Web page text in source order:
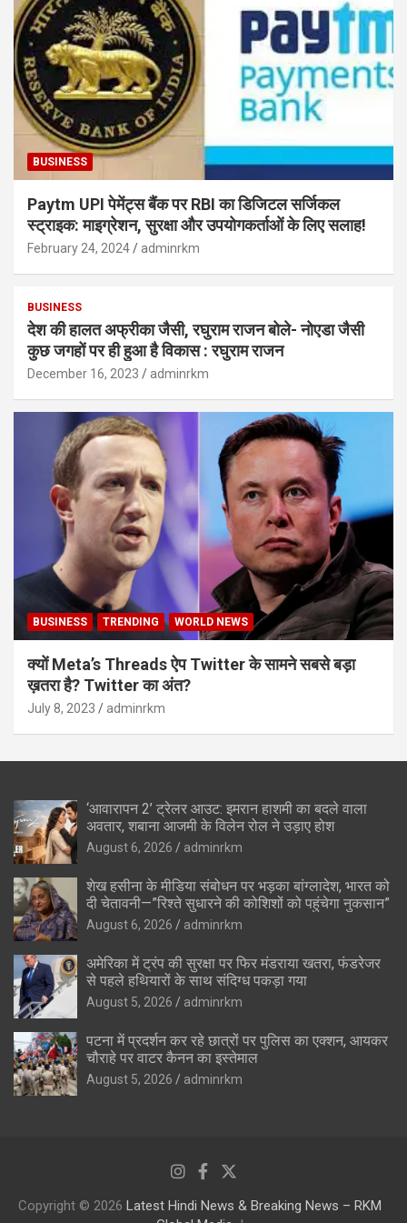
BUSINESS
Paytm UPI पेमेंट्स बैंक पर RBI का डिजिटल सर्जिकल
स्ट्राइक: माइग्रेशन, सुरक्षा और उपयोगकर्ताओं के लिए सलाह!
February 24, 2024 adminrkm
BUSINESS
देश की हालत अफ्रीका जैसी, रघुराम राजन बोले- नोएडा जैसी
कुछ जगहों पर ही हुआ है विकास : रघुराम राजन
December 16, 2023 adminrkm
BUSINESS TRENDING WORLD NEWS
क्यों Meta’s Threads ऐप Twitter के सामने सबसे बड़ा
ख़तरा है? Twitter का अंत?
July 8, 2023 adminrkm
‘आवारापन 2’ ट्रेलर आउट: इमरान हाशमी का बदले वाला
अवतार, शबाना आजमी के विलेन रोल ने उड़ाए होश
August 6, 2026 adminrkm
शेख हसीना के मीडिया संबोधन पर भड़का बांग्लादेश, भारत को
दी चेतावनी—”रिश्ते सुधारने की कोशिशों को पहुंचेगा नुकसान”
August 6, 2026 adminrkm
अमेरिका में ट्रंप की सुरक्षा पर फिर मंडराया खतरा, फंडरेजर
से पहले हथियारों के साथ संदिग्ध पकड़ा गया
August 5, 2026 adminrkm
पटना में प्रदर्शन कर रहे छात्रों पर पुलिस का एक्शन, आयकर
चौराहे पर वाटर कैनन का इस्तेमाल
August 5, 2026 adminrkm
Copyright © 2026 Latest Hindi News & Breaking News – RKM